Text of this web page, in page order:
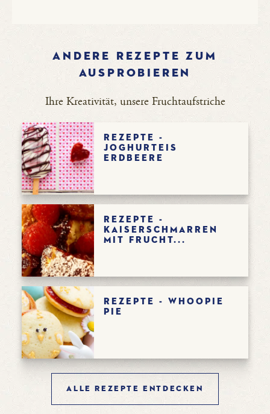
ANDERE REZEPTE ZUM
AUSPROBIEREN
Ihre Kreativität, unsere Fruchtaufstriche
Rezepte -
Joghurteis
Erdbeere
Rezepte -
Kaiserschmarren
mit Frucht...
Rezepte - Whoopie
pie
ALLE REZEPTE ENTDECKEN